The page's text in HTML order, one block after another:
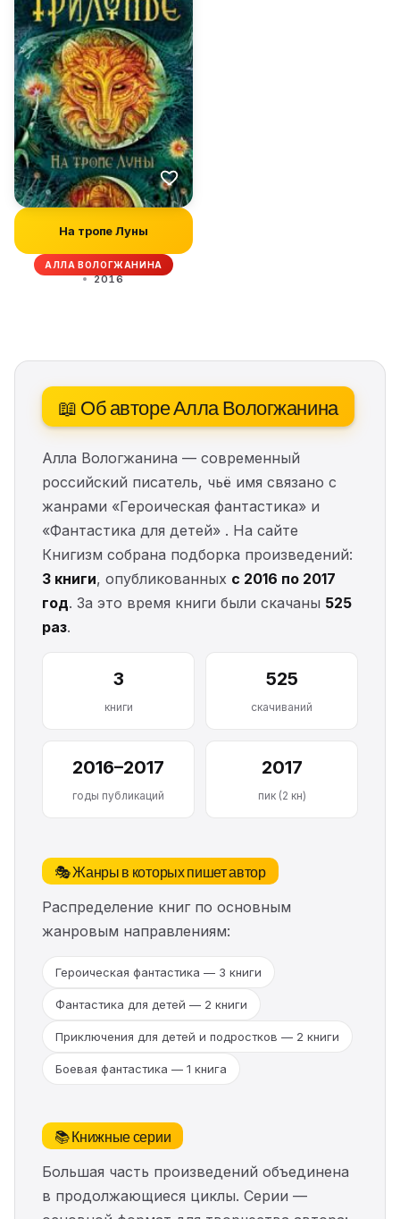
На тропе Луны
АЛЛА ВОЛОГЖАНИНА
2016
📖 Об авторе Алла Вологжанина
Алла Вологжанина — современный
российский писатель, чьё имя связано с
жанрами «Героическая фантастика» и
«Фантастика для детей» . На сайте
Книгизм собрана подборка произведений:
3 книги, опубликованных с 2016 по 2017
год. За это время книги были скачаны 525
раз.
3
книги
525
скачиваний
2016–2017
годы публикаций
2017
пик (2 кн)
🎭 Жанры в которых пишет автор
Распределение книг по основным
жанровым направлениям:
Героическая фантастика — 3 книги
Фантастика для детей — 2 книги
Приключения для детей и подростков — 2 книги
Боевая фантастика — 1 книга
📚 Книжные серии
Большая часть произведений объединена
в продолжающиеся циклы. Серии —